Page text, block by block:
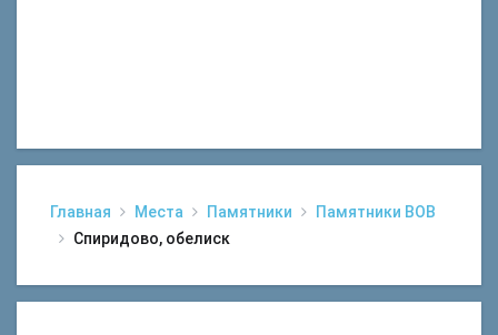
Главная Места Памятники
Памятники ВОВ
Спиридово, обелиск